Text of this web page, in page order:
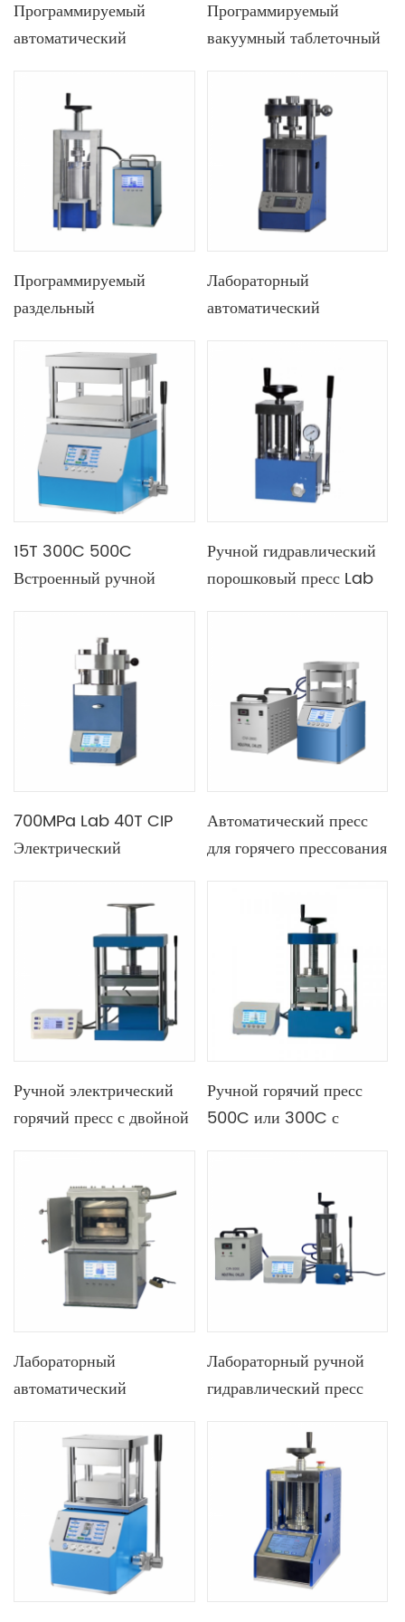
Программируемый
автоматический
горячий пресс Lab 900C
Программируемый
вакуумный таблеточный
типа Lab 25T для
перчаточного бокса
Программируемый
раздельный
изостатический пресс
Lab 65T
Лабораторный
автоматический
изостатический
таблеточный пресс
300МПа 40Т с
защитной дверцей из
15T 300C 500C
Встроенный ручной
нагревательными
пластинами 300X300
Ручной гидравлический
порошковый пресс Lab
700MPa Lab 40T CIP
Электрический
изостатический пресс
для пресса для гранул
Автоматический пресс
для горячего прессования
многоступенчатым
программированием
Ручной электрический
горячий пресс с двойной
Ручной горячий пресс
500C или 300C с
Лабораторный
автоматический
ламинирования, плоский
горячий пресс
Лабораторный ручной
гидравлический пресс
хромированным
цилиндром диаметром
110 мм и двойной
нагревательной
пластиной